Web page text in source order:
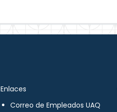
Enlaces
Correo de Empleados UAQ